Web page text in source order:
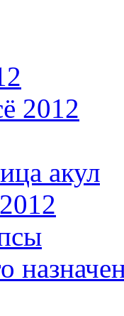
2012
акул